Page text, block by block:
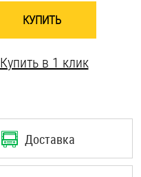
КУПИТЬ
Купить в 1 клик
Доставка